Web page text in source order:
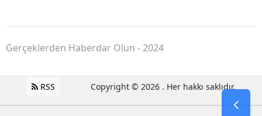
Gerçeklerden Haberdar Olun - 2024
RSS Copyright © 2026 . Her hakkı saklıdır.